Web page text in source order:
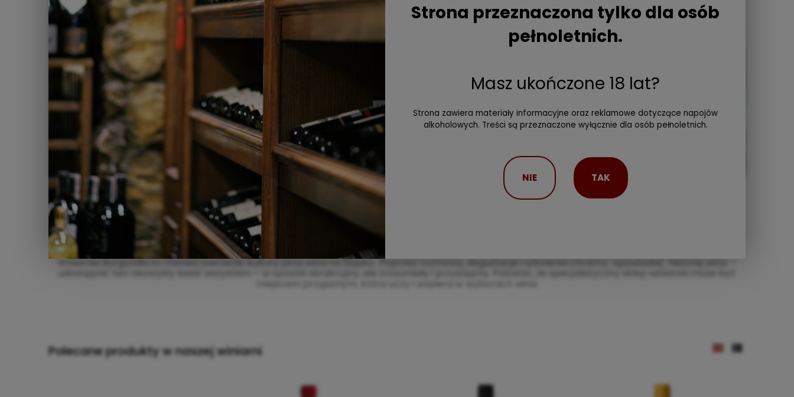
Strona przeznaczona tylko dla osób
pełnoletnich.
Masz ukończone 18 lat?
Strona zawiera materiały informacyjne oraz reklamowe dotyczące napojów
alkoholowych. Treści są przeznaczone wyłącznie dla osób pełnoletnich.
NIE TAK
Wino to nasza pasja
Winiarnia Burgundia to również szerzenie kultury picia wina na Śląsku. Poprzez rozmowy, degustacje i szkolenia chcemy opowiadać historię wina –
Polecane produkty w naszej winiarni